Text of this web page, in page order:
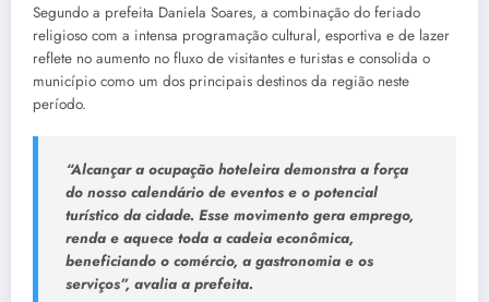
Segundo a prefeita Daniela Soares, a combinação do feriado
religioso com a intensa programação cultural, esportiva e de lazer
reflete no aumento no fluxo de visitantes e turistas e consolida o
município como um dos principais destinos da região neste
período.
“Alcançar a ocupação hoteleira demonstra a força
do nosso calendário de eventos e o potencial
turístico da cidade. Esse movimento gera emprego,
renda e aquece toda a cadeia econômica,
beneficiando o comércio, a gastronomia e os
serviços”, avalia a prefeita.